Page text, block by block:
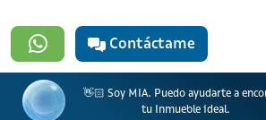
Contáctame
👋🏻 Soy MIA. Puedo ayudarte a
tu Inmueble ideal.
#923
601 3905331